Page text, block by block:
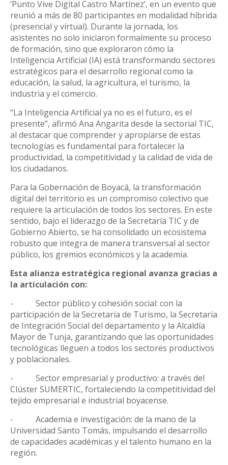
‘Punto Vive Digital Castro Martínez’, en un evento que
reunió a más de 80 participantes en modalidad híbrida
(presencial y virtual). Durante la jornada, los
asistentes no solo iniciaron formalmente su proceso
de formación, sino que exploraron cómo la
Inteligencia Artificial (IA) está transformando sectores
estratégicos para el desarrollo regional como la
educación, la salud, la agricultura, el turismo, la
industria y el comercio.
“La Inteligencia Artificial ya no es el futuro, es el
presente”, afirmó Ana Angarita desde la sectorial TIC,
al destacar que comprender y apropiarse de estas
tecnologías es fundamental para fortalecer la
productividad, la competitividad y la calidad de vida de
los ciudadanos.
Para la Gobernación de Boyacá, la transformación
digital del territorio es un compromiso colectivo que
requiere la articulación de todos los sectores. En este
sentido, bajo el liderazgo de la Secretaría TIC y de
Gobierno Abierto, se ha consolidado un ecosistema
robusto que integra de manera transversal al sector
público, los gremios económicos y la academia.
Esta alianza estratégica regional avanza gracias a
la articulación con:
-
Sector público y cohesión social: con la
participación de la Secretaría de Turismo, la Secretaría
de Integración Social del departamento y la Alcaldía
Mayor de Tunja, garantizando que las oportunidades
tecnológicas lleguen a todos los sectores productivos
y poblacionales.
-
Sector empresarial y productivo: a través del
Clúster SUMERTIC, fortaleciendo la competitividad del
tejido empresarial e industrial boyacense.
-
Academia e investigación: de la mano de la
Universidad Santo Tomás, impulsando el desarrollo
de capacidades académicas y el talento humano en la
región.